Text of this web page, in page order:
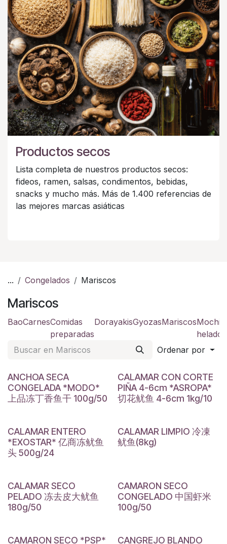
Productos secos
Lista completa de nuestros productos secos:
fideos, ramen, salsas, condimentos, bebidas,
snacks y mucho más. Más de 1.400 referencias de
las mejores marcas asiáticas
... Congelados Mariscos
Mariscos
BaoCarnesComidas
preparadas
DorayakisGyozasMariscosMochis
helado
Ordenar por
ANCHOA SECA
CONGELADA *MODO*
上品冻丁香鱼干 100g/50
CALAMAR CON CORTE
PIÑA 4-6cm *ASROPA*
切花鱿鱼 4-6cm 1kg/10
CALAMAR ENTERO
*EXOSTAR* 亿商冻鱿鱼
头 500g/24
CALAMAR LIMPIO 冷凍
鱿鱼(8kg)
CALAMAR SECO
PELADO 冻去皮大鱿鱼
180g/50
CAMARON SECO
CONGELADO 中国虾米
100g/50
CAMARON SECO *PSP* CANGREJO BLANDO